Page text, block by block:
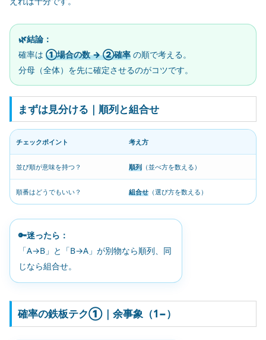
🌿結論：
確率は ①場合の数 → ②確率 の順で考える。
分母（全体）を先に確定させるのがコツです。
まずは見分ける｜順列と組合せ
チェックポイント 考え方
並び順が意味を持つ？ 順列 （並べ方を数える）
順番はどうでもいい？ 組合せ （選び方を数える）
🔑迷ったら：
「A→B」と「B→A」が別物なら順列、同
じなら組合せ。
確率の鉄板テク①｜余事象（1−）